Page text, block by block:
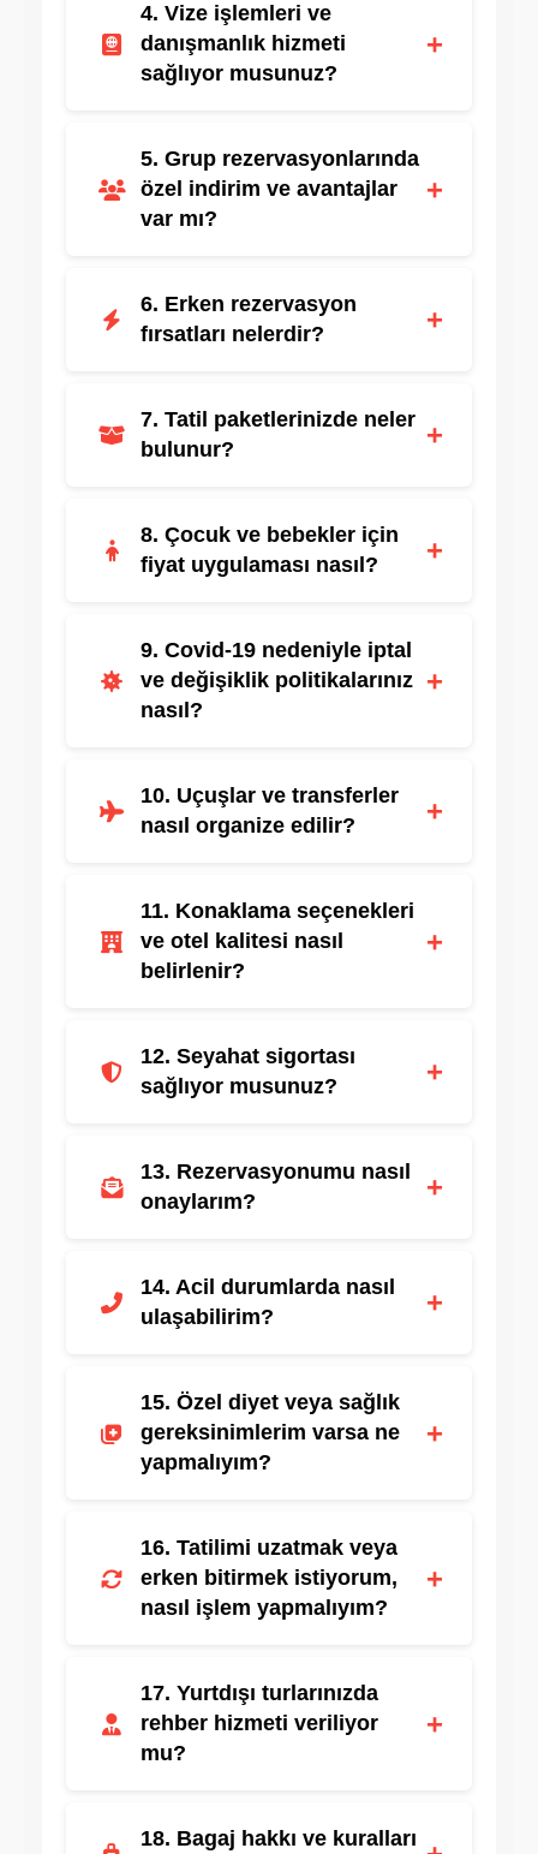
havalesi gibi seçenekler mevcuttur.
Ödemeler güvenli altyapı ile yapılır.
4. Vize işlemleri ve
danışmanlık hizmeti
sağlıyor musunuz?
+
destek hizmeti sunuyoruz.
5. Grup rezervasyonlarında
özel indirim ve avantajlar
var mı?
+
fiyatlandırmalar ve avantajlar
uygulanmaktadır.
6. Erken rezervasyon
fırsatları nelerdir?
+
ve kampanyalar sunulmaktadır.
7. Tatil paketlerinizde neler
bulunur?
+
havalimanı transferi ve rehberlik hizmetleri
dahildir.
8. Çocuk ve bebekler için
fiyat uygulaması nasıl?
+
yapılır.9. Covid-19 nedeniyle iptal
ve değişiklik politikalarınız
nasıl?
+
iptal/değişiklik seçenekleri sunulmaktadır.
10. Uçuşlar ve transferler
nasıl organize edilir?
+
transferler zamanında gerçekleştirilir.
11. Konaklama seçenekleri
ve otel kalitesi nasıl
belirlenir?
+
müşteri taleplerine göre seçenek sunulur.
12. Seyahat sigortası
sağlıyor musunuz?
+
sunulur.13. Rezervasyonumu nasıl
onaylarım?
+
de takip edilebilir.
14. Acil durumlarda nasıl
ulaşabilirim?
+
vardır.15. Özel diyet veya sağlık
gereksinimlerim varsa ne
yapmalıyım?
+
durumunda gerekli düzenlemeler yapılır.
16. Tatilimi uzatmak veya
erken bitirmek istiyorum,
nasıl işlem yapmalıyım?
+
değişiklik yapabilirsiniz.
17. Yurtdışı turlarınızda
rehber hizmeti veriliyor
mu?
+
sunulmaktadır.
18. Bagaj hakkı ve kuralları